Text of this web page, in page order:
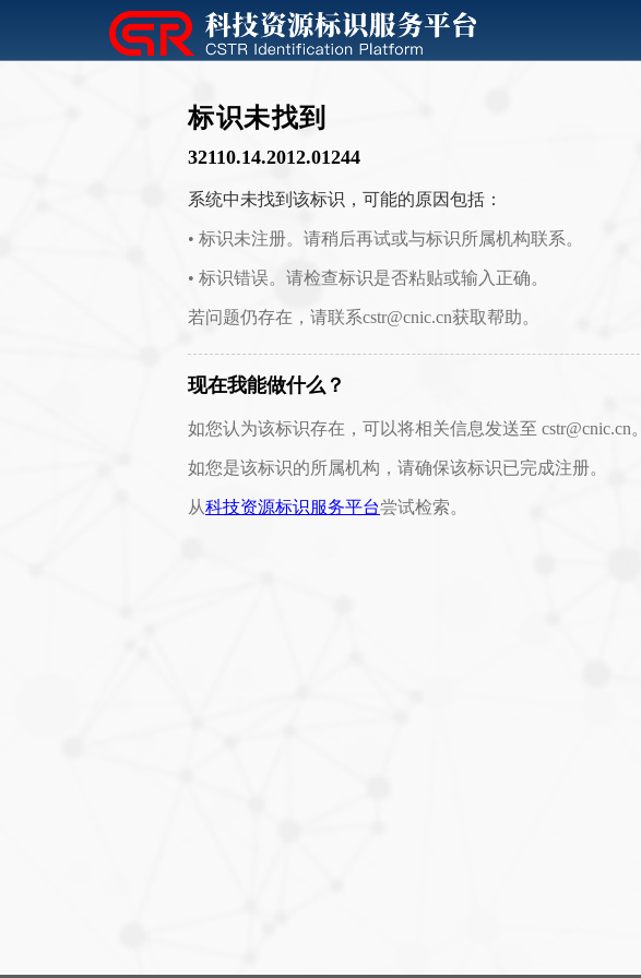
标识未找到
32110.14.2012.01244
系统中未找到该标识，可能的原因包括：
• 标识未注册。请稍后再试或与标识所属机构联系。
• 标识错误。请检查标识是否粘贴或输入正确。
若问题仍存在，请联系cstr@cnic.cn获取帮助。
现在我能做什么？
如您认为该标识存在，可以将相关信息发送至 cstr@cnic.cn。
如您是该标识的所属机构，请确保该标识已完成注册。
从科技资源标识服务平台尝试检索。